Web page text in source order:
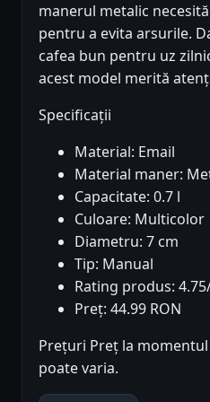
manerul metalic
pentru a evita arsurile.
cafea bun pentru uz
acest model merită
Specificații
Material: Email
Material maner:
Capacitate: 0.7 l
Culoare: Multicolor
Diametru: 7 cm
Tip: Manual
Rating produs:
Preț: 44.99 RON
Prețuri Preț la momentul
poate varia.